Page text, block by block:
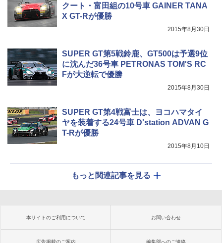
クート・富田組の10号車 GAINER TANA
X GT-Rが優勝
2015年8月30日
SUPER GT第5戦鈴鹿、GT500は予選9位
に沈んだ36号車 PETRONAS TOM'S RC
Fが大逆転で優勝
2015年8月30日
SUPER GT第4戦富士は、ヨコハマタイ
ヤを装着する24号車 D'station ADVAN G
T-Rが優勝
2015年8月10日
もっと関連記事を見る
本サイトのご利用について お問い合わせ
広告掲載のご案内 編集部へのご連絡